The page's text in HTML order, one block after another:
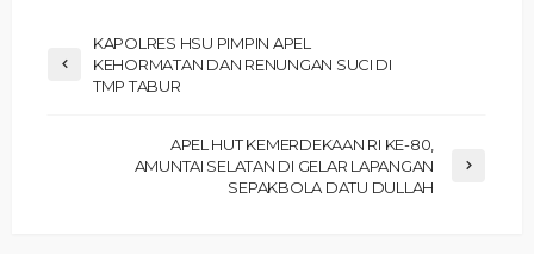
KAPOLRES HSU PIMPIN APEL
KEHORMATAN DAN RENUNGAN SUCI DI
TMP TABUR
APEL HUT KEMERDEKAAN RI KE-80,
AMUNTAI SELATAN DI GELAR LAPANGAN
SEPAKBOLA DATU DULLAH